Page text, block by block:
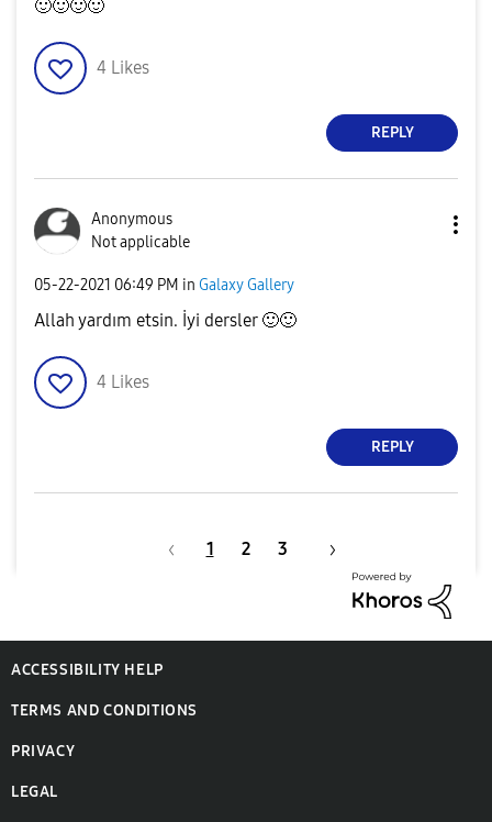
🙂🙂🙂🙂
4 Likes
REPLY
Anonymous
Not applicable
‎05-22-2021 06:49 PM in Galaxy Gallery
Allah yardım etsin. İyi dersler 🙂🙂
4 Likes
REPLY
1 2 3
ACCESSIBILITY HELP
TERMS AND CONDITIONS
PRIVACY
LEGAL